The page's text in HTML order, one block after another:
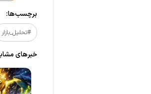
برچسب‌ها:
#تحلیل_بازار
خبر‌های